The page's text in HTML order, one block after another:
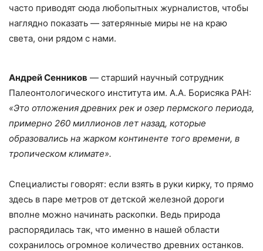
часто приводят сюда любопытных журналистов, чтобы
наглядно показать — затерянные миры не на краю
света, они рядом с нами.
Андрей Сенников — старший научный сотрудник
Палеонтологического института им. А.А. Борисяка РАН:
«Это отложения древних рек и озер пермского периода,
примерно 260 миллионов лет назад, которые
образовались на жарком континенте того времени, в
тропическом климате».
Специалисты говорят: если взять в руки кирку, то прямо
здесь в паре метров от детской железной дороги
вполне можно начинать раскопки. Ведь природа
распорядилась так, что именно в нашей области
сохранилось огромное количество древних останков.